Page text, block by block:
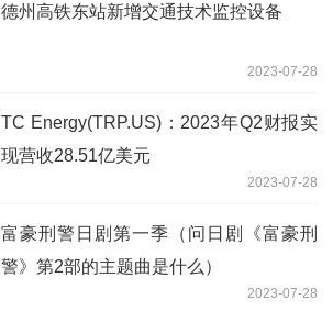
德州高铁东站新增交通技术监控设备
2023-07-28
TC Energy(TRP.US)：2023年Q2财报实
现营收28.51亿美元
2023-07-28
富豪刑警日剧第一季（问日剧《富豪刑
警》第2部的主题曲是什么）
2023-07-28